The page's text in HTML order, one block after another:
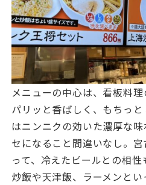
メニューの中心は、看板料
パリッと香ばしく、もちっ
はニンニクの効いた濃厚な
セになること間違いなし。
って、冷えたビールとの相性
炒飯や天津飯、ラーメンと